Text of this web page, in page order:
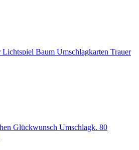
Umschlagkarten Trauer
Umschlagk. 80